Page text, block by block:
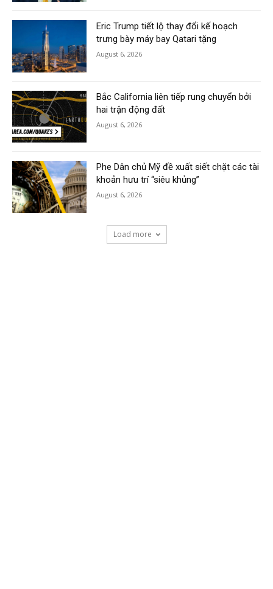
Eric Trump tiết lộ thay đổi kế hoạch
trưng bày máy bay Qatari tặng
August 6, 2026
Bắc California liên tiếp rung chuyển bởi
hai trận động đất
August 6, 2026
Phe Dân chủ Mỹ đề xuất siết chặt các tài
khoản hưu trí “siêu khủng”
August 6, 2026
Load more